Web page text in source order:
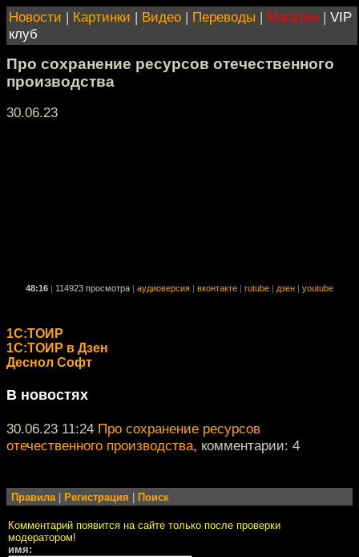
Новости | Картинки | Видео | Переводы | Магазин | VIP
клуб
Про сохранение ресурсов отечественного
производства
30.06.23
48:16 114923 просмотра аудиоверсия вконтакте rutube дзен youtube
1С:ТОИР
1С:ТОИР в Дзен
Деснол Софт
В новостях
30.06.23 11:24 Про сохранение ресурсов
отечественного производства, комментарии: 4
Правила| Регистрация Поиск
Комментарий появится на сайте только после проверки
модератором!
имя: